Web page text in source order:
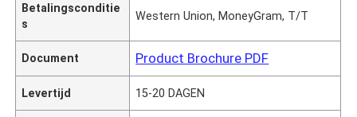
Betalingsconditie
s
Western Union, MoneyGram, T/T
Document Product Brochure PDF
Levertijd 15-20 DAGEN